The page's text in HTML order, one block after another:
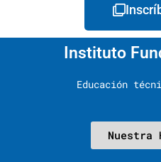
Instituto
Educación